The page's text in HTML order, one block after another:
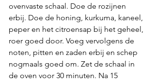
ovenvaste schaal. Doe de rozijnen
erbij. Doe de honing, kurkuma, kaneel,
peper en het citroensap bij het geheel,
roer goed door. Voeg vervolgens de
noten, pitten en zaden erbij en schep
nogmaals goed om. Zet de schaal in
de oven voor 30 minuten. Na 15